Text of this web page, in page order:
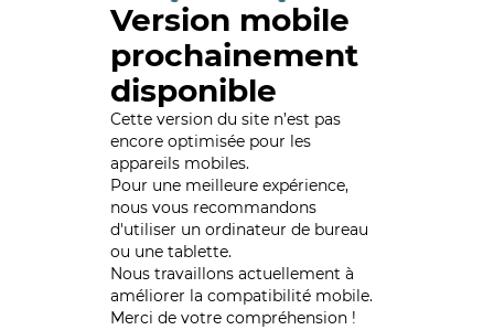
Version mobile
prochainement
disponible
Cette version du site n’est pas
encore optimisée pour les
appareils mobiles.
Pour une meilleure expérience,
nous vous recommandons
d'utiliser un ordinateur de bureau
ou une tablette.
Nous travaillons actuellement à
améliorer la compatibilité mobile.
Merci de votre compréhension !